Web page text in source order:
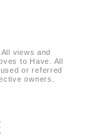
views and
to Have. All
or referred
owners.